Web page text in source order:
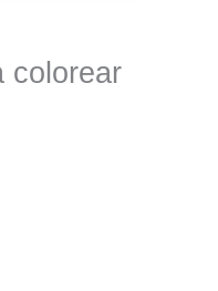
colorear